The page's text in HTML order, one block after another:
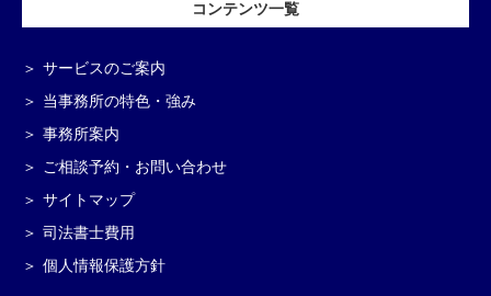
コンテンツ一覧
サービスのご案内
当事務所の特色・強み
事務所案内
ご相談予約・お問い合わせ
サイトマップ
司法書士費用
個人情報保護方針